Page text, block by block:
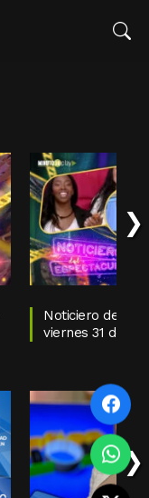
Noticiero del
viernes 31 de
›
›